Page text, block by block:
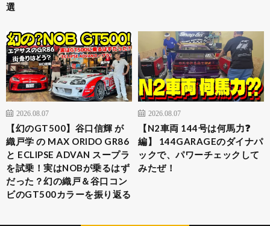
選
2026.08.07
【幻のGT500】谷口信輝 が
織戸学 の MAX ORIDO GR86
と ECLIPSE ADVAN スープラ
を試乗！実はNOBが乗るはず
だった？幻の織戸＆谷口コン
ビのGT500カラーを振り返る
2026.08.07
【N2車両 144号は何馬力❓
編】 144GARAGEのダイナパ
ックで、パワーチェックして
みたぜ！